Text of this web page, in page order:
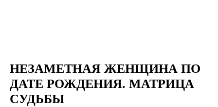
НЕЗАМЕТНАЯ ЖЕНЩИНА ПО
ДАТЕ РОЖДЕНИЯ. МАТРИЦА
СУДЬБЫ